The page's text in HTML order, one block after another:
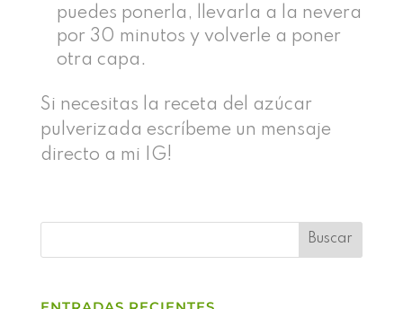
puedes ponerla, llevarla a la nevera
por 30 minutos y volverle a poner
otra capa.
Si necesitas la receta del azúcar
pulverizada escríbeme un mensaje
directo a mi IG!